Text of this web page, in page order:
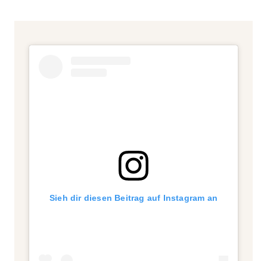
Sieh dir diesen Beitrag auf Instagram an